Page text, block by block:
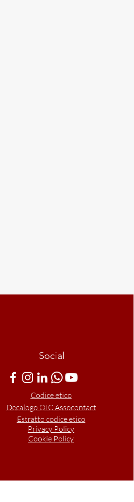
Social
Codice etico
Decalogo OIC Assocontact
Estratto codice etico
Privacy Policy
Cookie Policy